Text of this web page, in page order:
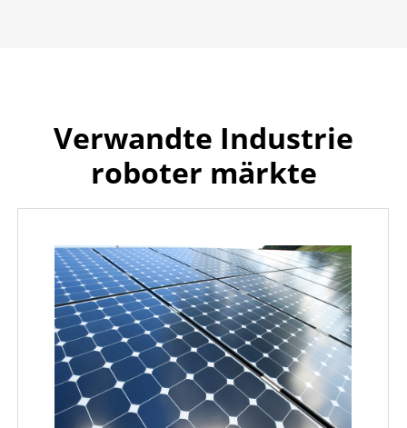
Verwandte Industrie
roboter märkte